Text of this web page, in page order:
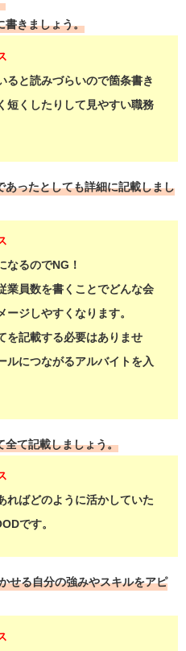
書きましょう。
ると読みづらいので箇条書き
短くしたりして見やすい職務
あったとしても詳細に記載しまし
なるのでNG！
業員数を書くことでどんな会
ジしやすくなります。
を記載する必要はありませ
ルにつながるアルバイトを入
全て記載しましょう。
ればどのように活かしていた
です。
せる自分の強みやスキルをアピ